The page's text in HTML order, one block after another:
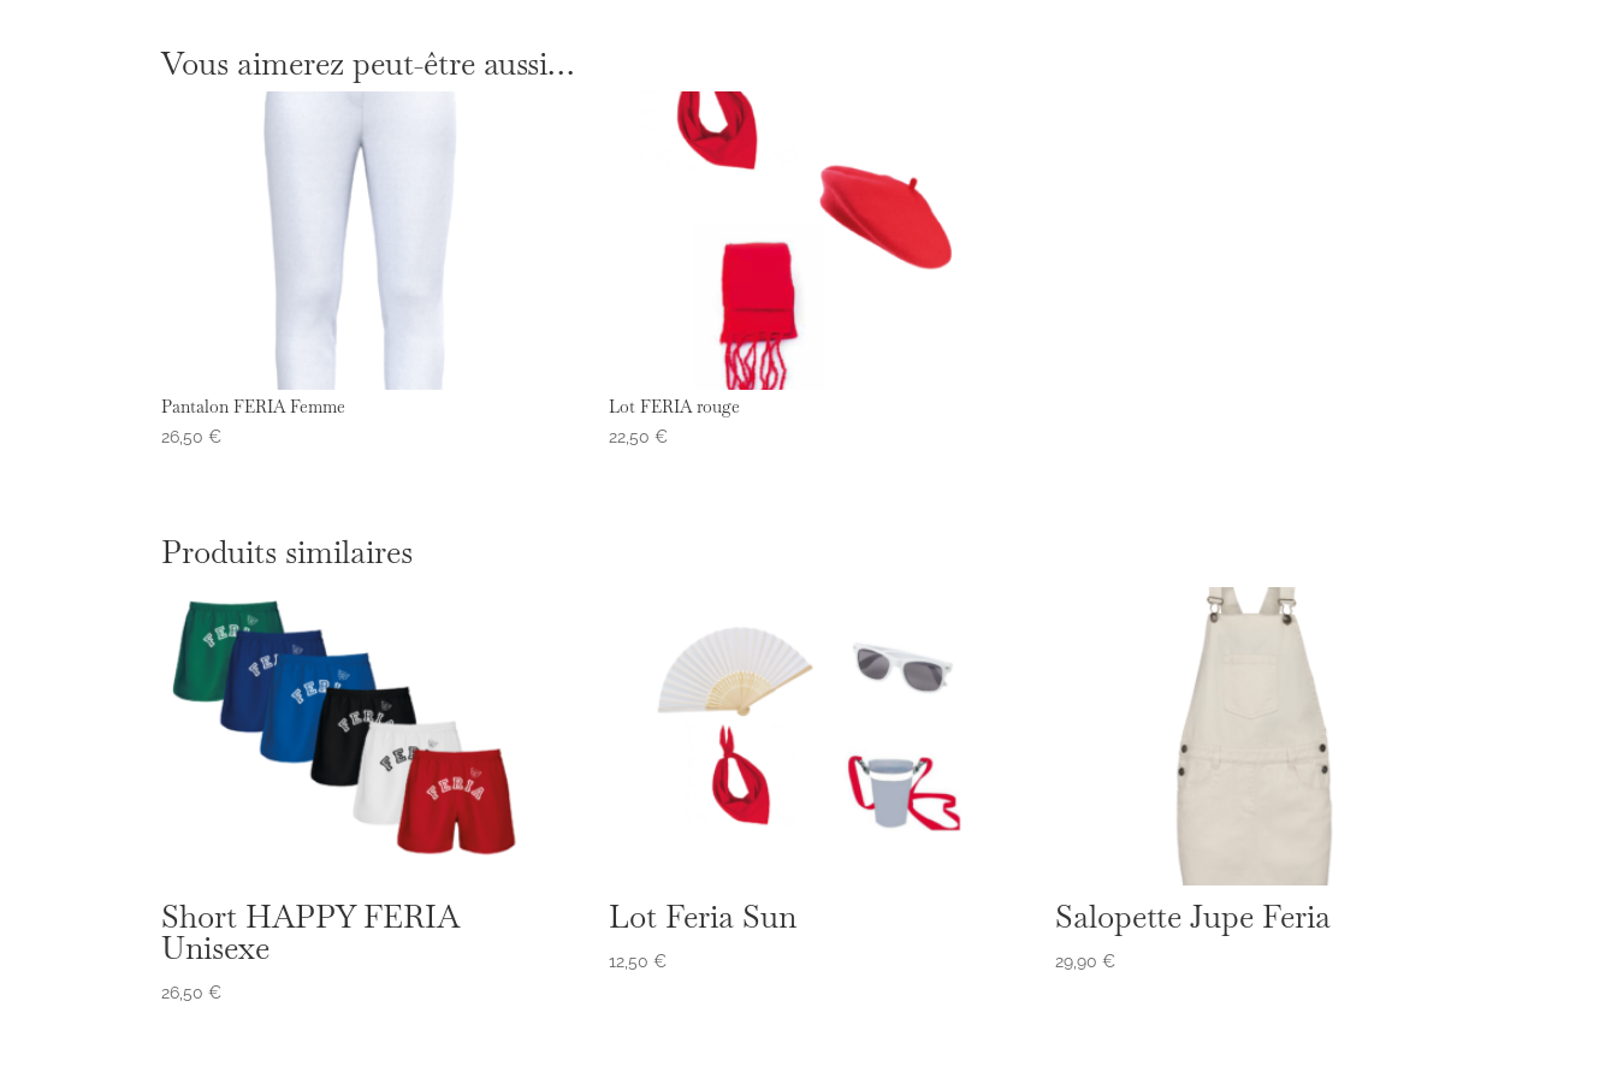
Vous aimerez peut-être aussi…
Pantalon FERIA Femme
26,50€
Lot FERIA rouge
22,50 €
Produits similaires
Short HAPPY FERIA
Unisexe
26,50€
Lot Feria Sun
12,50 €
Salopette Jupe Feria
29,90€